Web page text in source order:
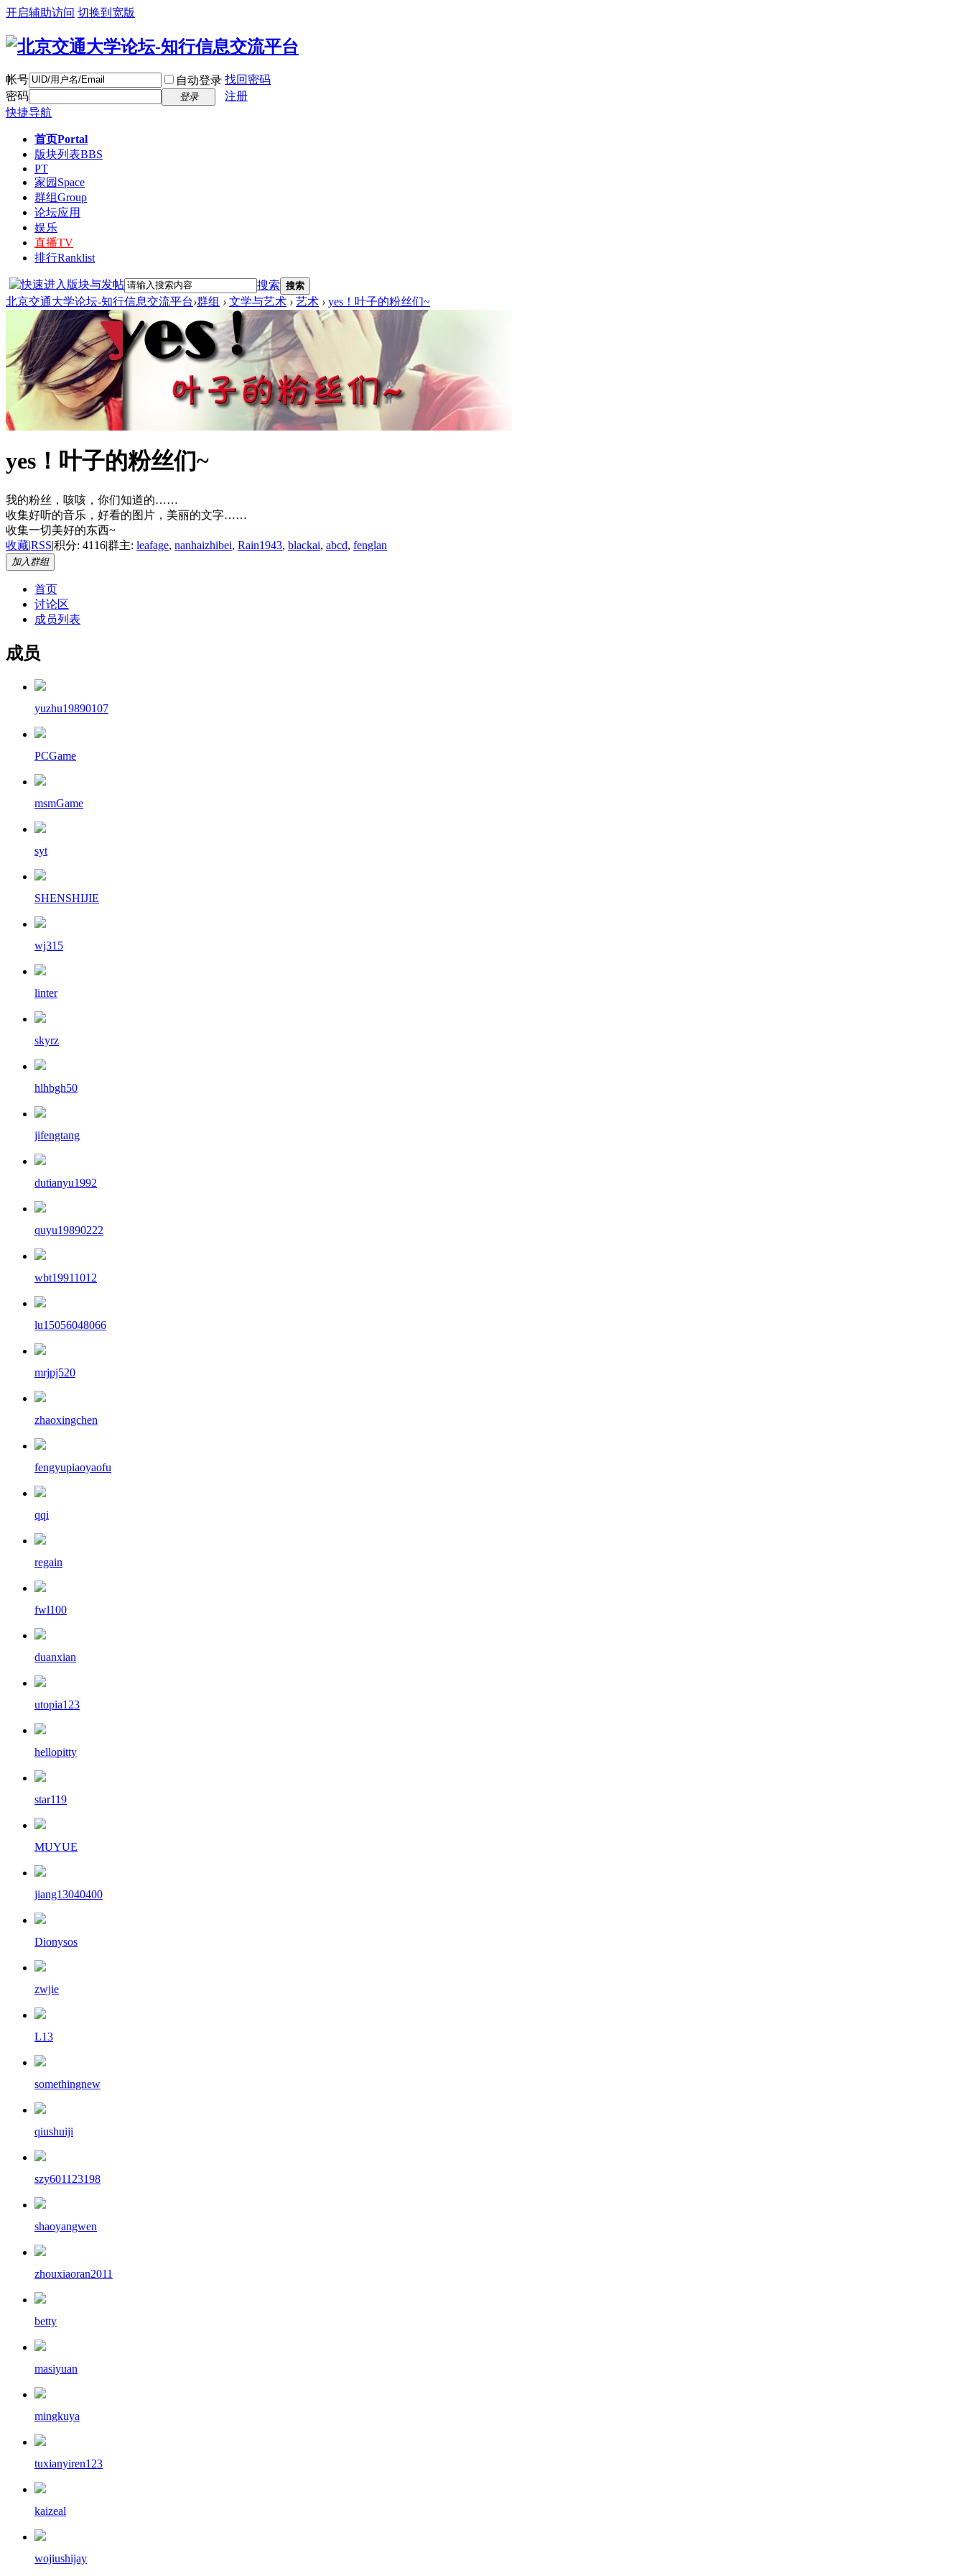
开启辅助访问 切换到宽版
帐号 自动登录 找回密码
密码
登录
注册
快捷导航
首页Portal
版块列表BBS
PT
家园 Space
群组Group
论坛应用
娱乐
直播TV
排行Ranklist
搜索 搜索
北京交通大学论坛-知行信息交流平台›群组 › 文学与艺术 › 艺术 › yes！叶子的粉丝们~
yes！叶子的粉丝们~
我的粉丝，咳咳，你们知道的……
收集好听的音乐，好看的图片，美丽的文字……
收集一切美好的东西~
收藏|RSS|积分: 4116|群主: leafage, nanhaizhibei, Rain1943, blackai, abcd, fenglan
加入群组
首页
讨论区
成员列表
成员
yuzhu19890107
PCGame
msmGame
syt
SHENSHIJIE
wj315
linter
skyrz
hlhbgh50
jifengtang
dutianyu1992
quyu19890222
wbt19911012
lu15056048066
mrjpj520
zhaoxingchen
fengyupiaoyaofu
qqi
regain
fwl100
duanxian
utopia123
hellopitty
star119
MUYUE
jiang13040400
Dionysos
zwjie
L13
somethingnew
qiushuiji
szy601123198
shaoyangwen
zhouxiaoran2011
betty
masiyuan
mingkuya
tuxianyiren123
kaizeal
wojiushijay